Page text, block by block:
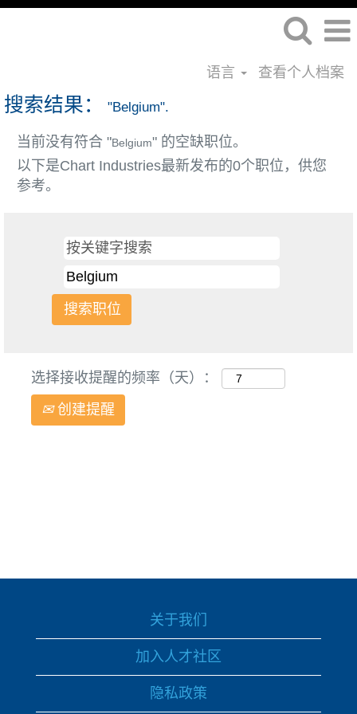
语言 查看个人档案
搜索结果： "Belgium".
当前没有符合 "Belgium" 的空缺职位。
以下是Chart Industries最新发布的0个职位，供您
参考。
选择接收提醒的频率（天）：
创建提醒
关于我们
加入人才社区
隐私政策